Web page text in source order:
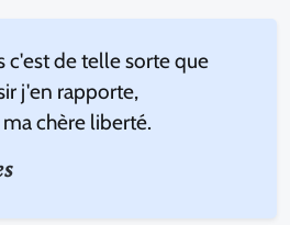
c'est de telle sorte que
j'en rapporte,
chère liberté.